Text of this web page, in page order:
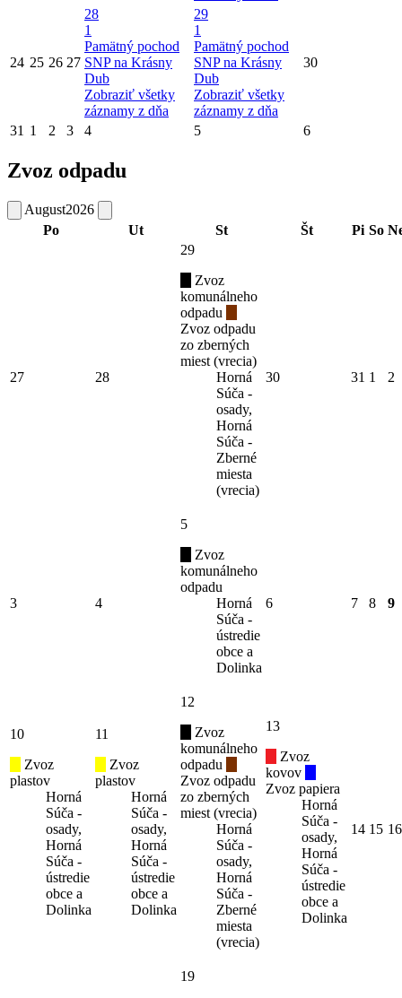
24 25 26 27
28
1
Pamätný pochod
SNP na Krásny
Dub
Zobraziť všetky
záznamy z dňa
29
1
Pamätný pochod
SNP na Krásny
Dub
Zobraziť všetky
záznamy z dňa
30
31 1 2 3 4 5 6
Zvoz odpadu
August2026
Po
Ut St Št Pi So
27 28
29
Zvoz
komunálneho
odpadu
Zvoz odpadu
zo zberných
miest (vrecia)
Horná
Súča -
osady,
Horná
Súča -
Zberné
miesta
(vrecia)
30 31 1 2
3 4
5
Zvoz
komunálneho
odpadu
Horná
Súča -
ústredie
obce a
Dolinka
6 7 8 9
10
Zvoz
plastov
Horná
Súča -
osady,
Horná
Súča -
ústredie
obce a
Dolinka
11
Zvoz
plastov
Horná
Súča -
osady,
Horná
Súča -
ústredie
obce a
Dolinka
12
Zvoz
komunálneho
odpadu
Zvoz odpadu
zo zberných
miest (vrecia)
Horná
Súča -
osady,
Horná
Súča -
Zberné
miesta
(vrecia)
13
Zvoz
kovov
Zvoz papiera
Horná
Súča -
osady,
Horná
Súča -
ústredie
obce a
Dolinka
14 15 16
19